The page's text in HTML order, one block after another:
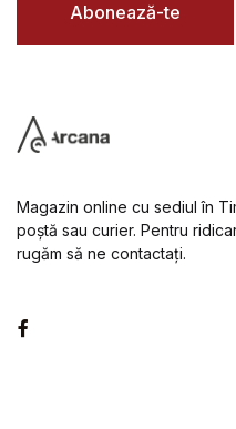
Abonează-te
Magazin online cu sediul în
poștă sau curier. Pentru
rugăm să ne contactați.